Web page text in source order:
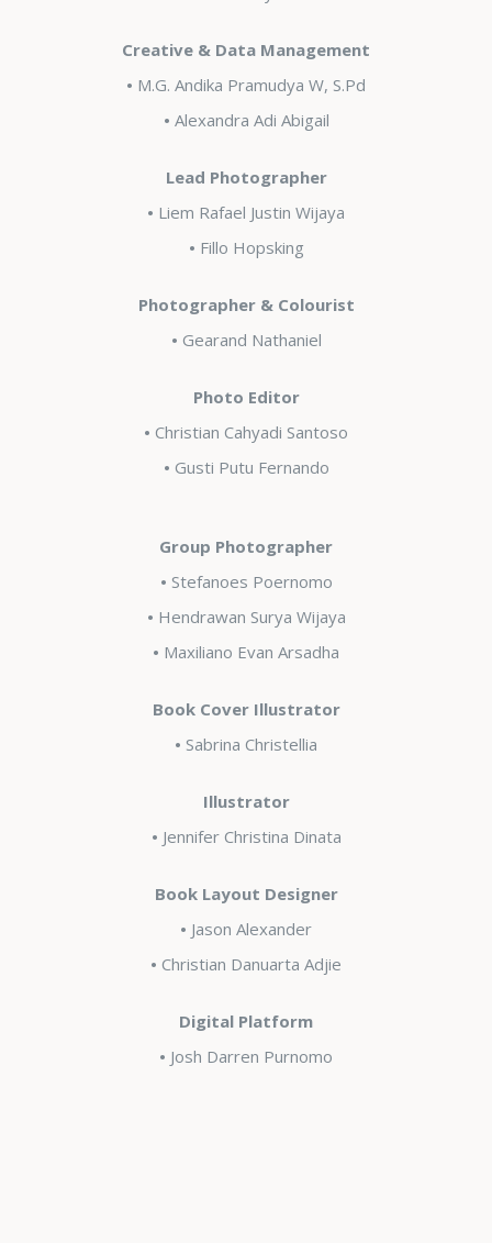
Creative & Data Management
• M.G. Andika Pramudya W, S.Pd
• Alexandra Adi Abigail
Lead Photographer
• Liem Rafael Justin Wijaya
• Fillo Hopsking
Photographer & Colourist
• Gearand Nathaniel
Photo Editor
• Christian Cahyadi Santoso
• Gusti Putu Fernando
Group Photographer
• Stefanoes Poernomo
• Hendrawan Surya Wijaya
• Maxiliano Evan Arsadha
Book Cover Illustrator
• Sabrina Christellia
Illustrator
• Jennifer Christina Dinata
Book Layout Designer
• Jason Alexander
• Christian Danuarta Adjie
Digital Platform
• Josh Darren Purnomo